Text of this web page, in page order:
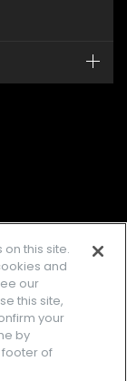
twitter
this site.
and
our
this site,
your
by
footer of